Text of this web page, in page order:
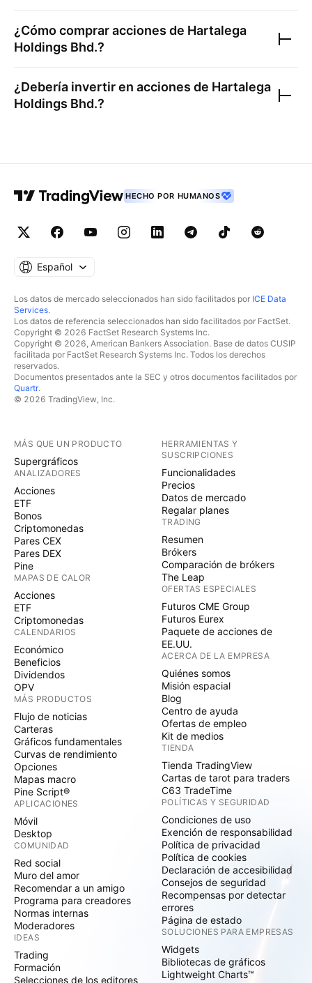
¿Cómo comprar acciones de Hartalega
Holdings Bhd.?
¿Debería invertir en acciones de Hartalega
Holdings Bhd.?
HECHO POR HUMANOS
Español
Los datos de mercado seleccionados han sido facilitados por ICE Data
Services.
Los datos de referencia seleccionados han sido facilitados por FactSet.
Copyright © 2026 FactSet Research Systems Inc.
Copyright © 2026, American Bankers Association. Base de datos CUSIP
facilitada por FactSet Research Systems Inc. Todos los derechos
reservados.
Documentos presentados ante la SEC y otros documentos facilitados por
Quartr.
© 2026 TradingView, Inc.
MÁS QUE UN PRODUCTO
Supergráficos
ANALIZADORES
Acciones
ETF
Bonos
Criptomonedas
Pares CEX
Pares DEX
Pine
MAPAS DE CALOR
Acciones
ETF
Criptomonedas
CALENDARIOS
Económico
Beneficios
Dividendos
OPV
MÁS PRODUCTOS
Flujo de noticias
Carteras
Gráficos fundamentales
Curvas de rendimiento
Opciones
Mapas macro
Pine Script®
APLICACIONES
Móvil
Desktop
COMUNIDAD
Red social
Muro del amor
Recomendar a un amigo
Programa para creadores
Normas internas
Moderadores
IDEAS
Trading
Formación
Selecciones de los editores
HERRAMIENTAS Y
SUSCRIPCIONES
Funcionalidades
Precios
Datos de mercado
Regalar planes
TRADING
Resumen
Brókers
Comparación de brókers
The Leap
OFERTAS ESPECIALES
Futuros CME Group
Futuros Eurex
Paquete de acciones de
EE.UU.
ACERCA DE LA EMPRESA
Quiénes somos
Misión espacial
Blog
Centro de ayuda
Ofertas de empleo
Kit de medios
TIENDA
Tienda TradingView
Cartas de tarot para traders
C63 TradeTime
POLÍTICAS Y SEGURIDAD
Condiciones de uso
Exención de responsabilidad
Política de privacidad
Política de cookies
Declaración de accesibilidad
Consejos de seguridad
Recompensas por detectar
errores
Página de estado
SOLUCIONES PARA EMPRESAS
Widgets
Bibliotecas de gráficos
Lightweight Charts™